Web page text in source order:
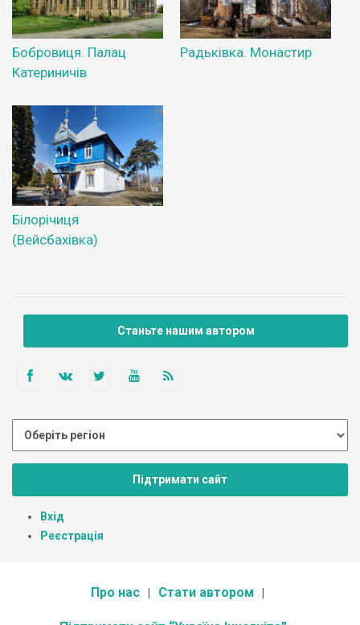
Бобровиця. Палац
Катериничів
Радьківка. Монастир
Білорічиця
(Вейсбахівка)
Станьте нашим автором
Підтримати сайт
Вхід
Реєстрація
Про нас Стати автором